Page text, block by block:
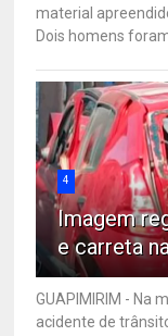
material
Dois homens foram
4
Imagem
e carreta
GUAPIMIRIM - Na
acidente de